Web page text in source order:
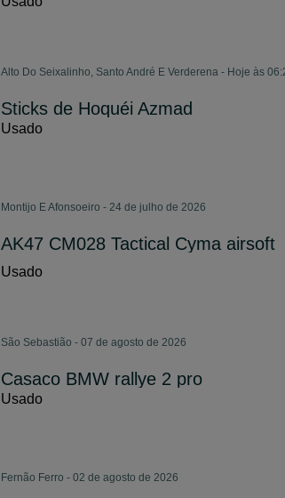
Alto Do Seixalinho, Santo André E Verderena - Hoje às
Sticks de Hoquéi Azmad
Usado
Montijo E Afonsoeiro - 24 de julho de 2026
AK47 CM028 Tactical Cyma airsoft
Usado
São Sebastião - 07 de agosto de 2026
Casaco BMW rallye 2 pro
Usado
Fernão Ferro - 02 de agosto de 2026